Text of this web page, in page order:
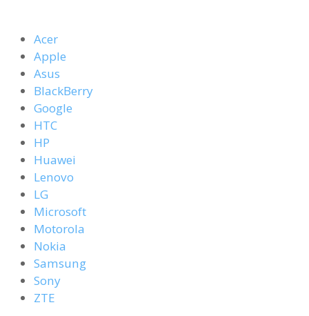
Acer
Apple
Asus
BlackBerry
Google
HTC
HP
Huawei
Lenovo
LG
Microsoft
Motorola
Nokia
Samsung
Sony
ZTE